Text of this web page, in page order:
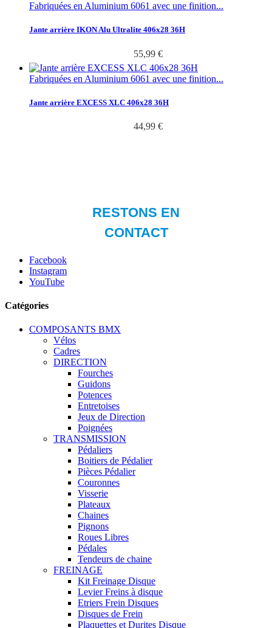
Fabriquées en Aluminium 6061 avec une finition...
Jante arrière IKON Alu Ultralite 406x28 36H
55,99 €
Fabriquées en Aluminium 6061 avec une finition...
Jante arrière EXCESS XLC 406x28 36H
44,99 €
Facebook
Instagram
YouTube
Catégories
COMPOSANTS BMX
Vélos
Cadres
DIRECTION
Fourches
Guidons
Potences
Entretoises
Jeux de Direction
Poignées
TRANSMISSION
Pédaliers
Boitiers de Pédalier
Pièces Pédalier
Couronnes
Visserie
Plateaux
Chaines
Pignons
Roues Libres
Pédales
Tendeurs de chaine
FREINAGE
Kit Freinage Disque
Levier Freins à disque
Etriers Frein Disques
Disques de Frein
Plaquettes et Durites Disque